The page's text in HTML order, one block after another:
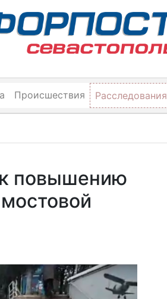
Происшествия Расследования
повышению